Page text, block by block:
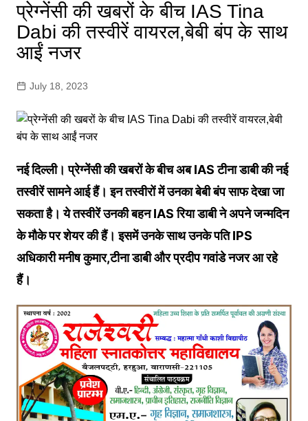
प्रेग्नेंसी की खबरों के बीच IAS Tina
Dabi की तस्वीरें वायरल,बेबी बंप के साथ
आईं नजर
July 18, 2023
नई दिल्ली। प्रेग्नेंसी की खबरों के बीच अब IAS टीना डाबी की नई
तस्वीरें सामने आई हैं। इन तस्वीरों में उनका बेबी बंप साफ देखा जा
सकता है। ये तस्वीरें उनकी बहन IAS रिया डाबी ने अपने जन्मदिन
के मौके पर शेयर की हैं। इसमें उनके साथ उनके पति IPS
अधिकारी मनीष कुमार,टीना डाबी और प्रदीप गवांडे नजर आ रहे
हैं।